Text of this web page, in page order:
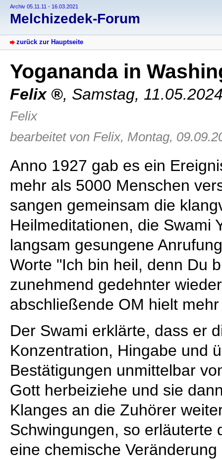
Archiv 05.11.11 - 16.03.2021
Melchizedek-Forum
zurück zur Hauptseite
Yogananda in
Felix , Samstag,
Felix
bearbeitet von Felix, Montag,
Anno 1927 gab es ein
mehr als 5000 Menschen
sangen gemeinsam die
Heilmeditationen, die Swami
langsam gesungene
Worte "Ich bin heil, denn Du
zunehmend gedehnter
abschließende OM hielt
Der Swami erklärte, dass er
Konzentration, Hingabe und
Bestätigungen unmittelbar
Gott herbeiziehe und sie
Klanges an die Zuhörer
Schwingungen, so erläuterte
eine chemische